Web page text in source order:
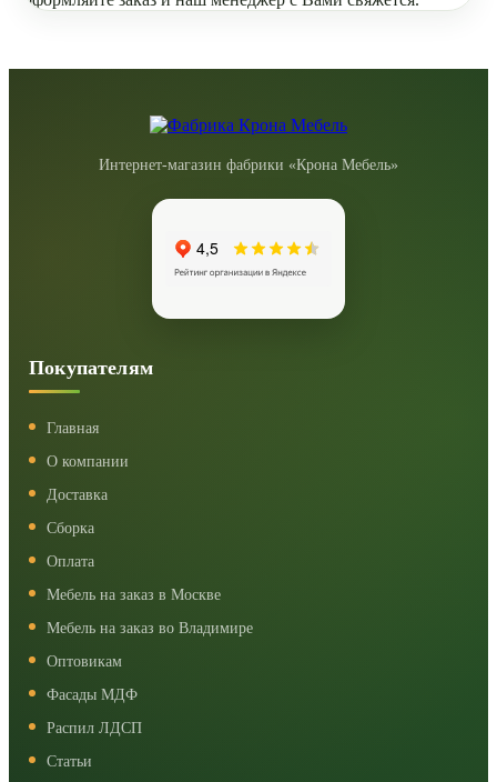
Интернет-магазин фабрики «Крона Мебель»
Покупателям
Главная
О компании
Доставка
Сборка
Оплата
Мебель на заказ в Москве
Мебель на заказ во Владимире
Оптовикам
Фасады МДФ
Распил ЛДСП
Статьи